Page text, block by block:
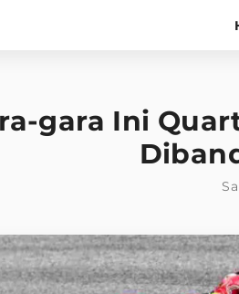
gara Ini